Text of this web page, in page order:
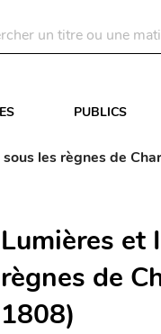
PUBLICS
les règnes de
Lumières et
règnes de
1808)